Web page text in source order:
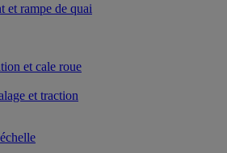
et rampe de quai
et cale roue
et traction